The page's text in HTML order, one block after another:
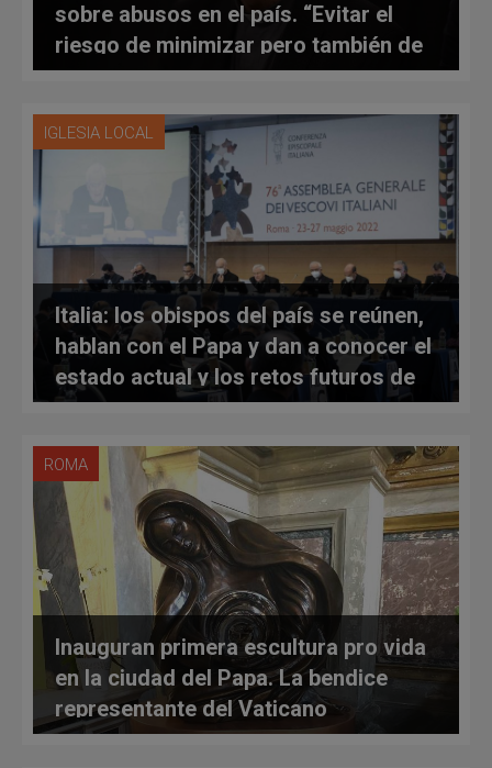
sobre abusos en el país. “Evitar el
riesgo de minimizar pero también de
amplificar”, dice cardenal Zuppi
IGLESIA LOCAL
Italia: los obispos del país se reúnen,
hablan con el Papa y dan a conocer el
estado actual y los retos futuros de
la Iglesia en el país
ROMA
Inauguran primera escultura pro vida
en la ciudad del Papa. La bendice
representante del Vaticano